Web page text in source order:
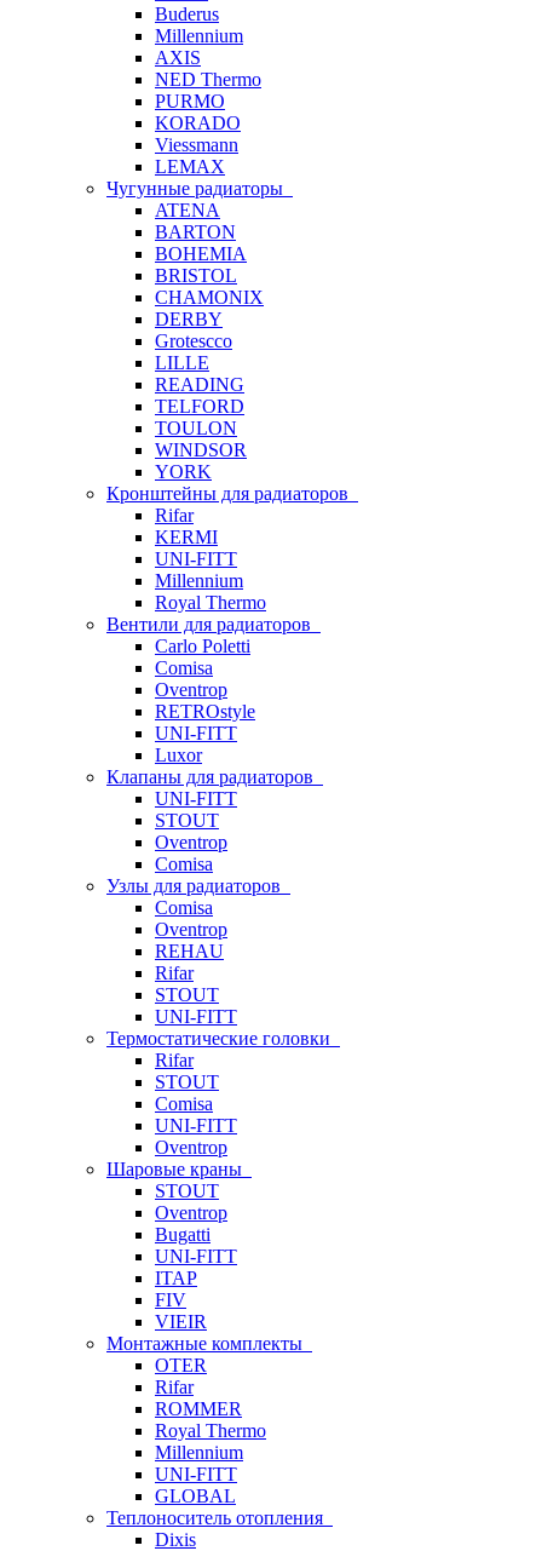
Buderus
Millennium
AXIS
NED Thermo
PURMO
KORADO
Viessmann
LEMAX
Чугунные радиаторы
ATENA
BARTON
BOHEMIA
BRISTOL
CHAMONIX
DERBY
Grotescco
LILLE
READING
TELFORD
TOULON
WINDSOR
YORK
Кронштейны для радиаторов
Rifar
KERMI
UNI-FITT
Millennium
Royal Thermo
Вентили для радиаторов
Carlo Poletti
Comisa
Oventrop
RETROstyle
UNI-FITT
Luxor
Клапаны для радиаторов
UNI-FITT
STOUT
Oventrop
Comisa
Узлы для радиаторов
Comisa
Oventrop
REHAU
Rifar
STOUT
UNI-FITT
Термостатические головки
Rifar
STOUT
Comisa
UNI-FITT
Oventrop
Шаровые краны
STOUT
Oventrop
Bugatti
UNI-FITT
ITAP
FIV
VIEIR
Монтажные комплекты
OTER
Rifar
ROMMER
Royal Thermo
Millennium
UNI-FITT
GLOBAL
Теплоноситель отопления
Dixis